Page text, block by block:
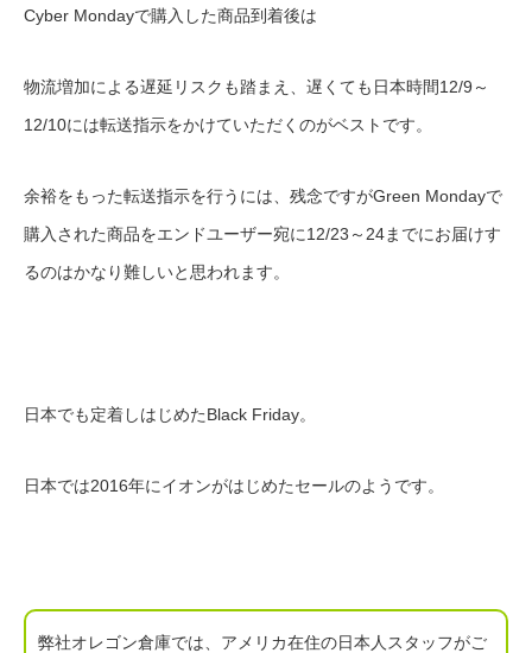
Cyber Mondayで購入した商品到着後は
物流増加による遅延リスクも踏まえ、遅くても日本時間12/9～
12/10には転送指示をかけていただくのがベストです。
余裕をもった転送指示を行うには、残念ですがGreen Mondayで
購入された商品をエンドユーザー宛に12/23～24までにお届けす
るのはかなり難しいと思われます。
日本でも定着しはじめたBlack Friday。
日本では2016年にイオンがはじめたセールのようです。
弊社オレゴン倉庫では、アメリカ在住の日本人スタッフがご